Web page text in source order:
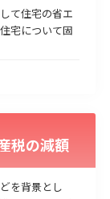
て住宅の省エ
宅について固
税の減額
を背景とし